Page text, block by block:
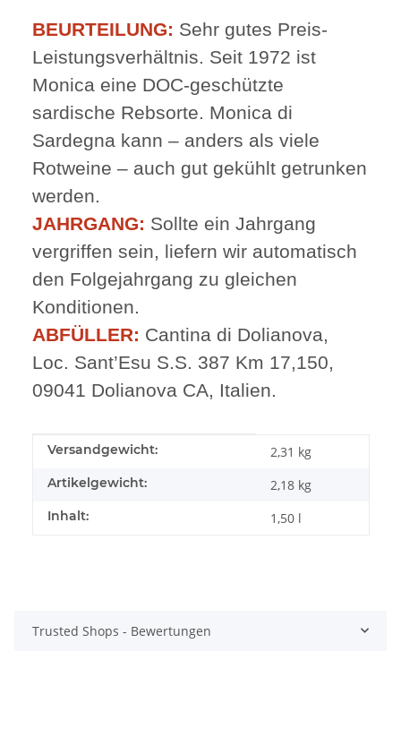
BEURTEILUNG: Sehr gutes Preis-
Leistungsverhältnis. Seit 1972 ist
Monica eine DOC-geschützte
sardische Rebsorte. Monica di
Sardegna kann – anders als viele
Rotweine – auch gut gekühlt getrunken
werden.
JAHRGANG: Sollte ein Jahrgang
vergriffen sein, liefern wir automatisch
den Folgejahrgang zu gleichen
Konditionen.
ABFÜLLER: Cantina di Dolianova,
Loc. Sant’Esu S.S. 387 Km 17,150,
09041 Dolianova CA, Italien.
Produkteigenschaft
Wert
Versandgewicht: 2,31 kg
Artikelgewicht: 2,18 kg
Inhalt: 1,50 l
Trusted Shops - Bewertungen